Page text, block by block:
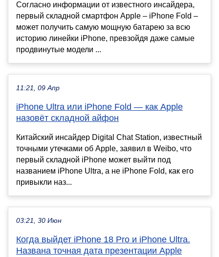
Согласно информации от известного инсайдера,
первый складной смартфон Apple – iPhone Fold –
может получить самую мощную батарею за всю
историю линейки iPhone, превзойдя даже самые
продвинутые модели ...
11:21, 09 Апр
iPhone Ultra или iPhone Fold — как Apple
назовёт складной айфон
Китайский инсайдер Digital Chat Station, известный
точными утечками об Apple, заявил в Weibo, что
первый складной iPhone может выйти под
названием iPhone Ultra, а не iPhone Fold, как его
привыкли наз...
03:21, 30 Июн
Когда выйдет iPhone 18 Pro и iPhone Ultra.
Названа точная дата презентации Apple